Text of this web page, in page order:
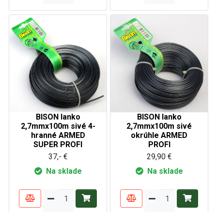
BISON lanko
2,7mmx100m sivé 4-
hranné ARMED
SUPER PROFI
37,- €
Na sklade
BISON lanko
2,7mmx100m sivé
okrúhle ARMED
PROFI
29,90 €
Na sklade